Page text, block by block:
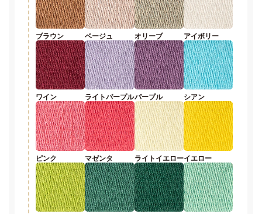
ブラウン ベージュ オリーブ アイボリー
ワイン ライトパープルパープル シアン
ピンク マゼンタ ライトイエローイエロー